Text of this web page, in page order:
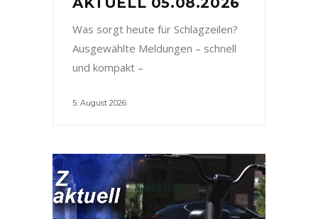
Was sorgt heute für Schlagzeilen?
Ausgewählte Meldungen – schnell
und kompakt –
5. August 2026